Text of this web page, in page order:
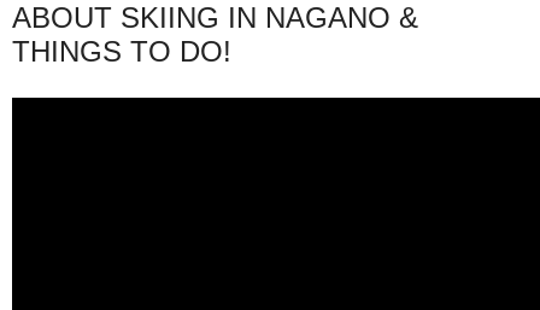
ABOUT SKIING IN NAGANO &
THINGS TO DO!